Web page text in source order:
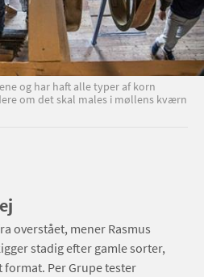
og har haft alle typer af korn
om det skal males i møllens kværn
overstået, mener Rasmus
stadig efter gamle sorter,
Per Grupe tester